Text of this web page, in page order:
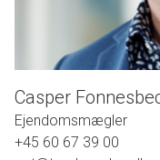
Casper
Ejendomsmægler
+45 60 67 39 00